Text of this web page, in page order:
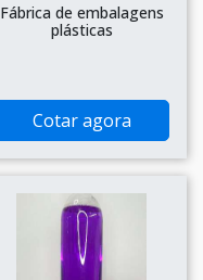
Fábrica de embalagens
plásticas
Cotar agora